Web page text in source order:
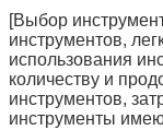
[Выбор
инструментов,
использования
количеству и
инструментов,
инструменты